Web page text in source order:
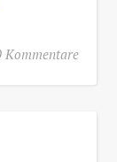
Kommentare